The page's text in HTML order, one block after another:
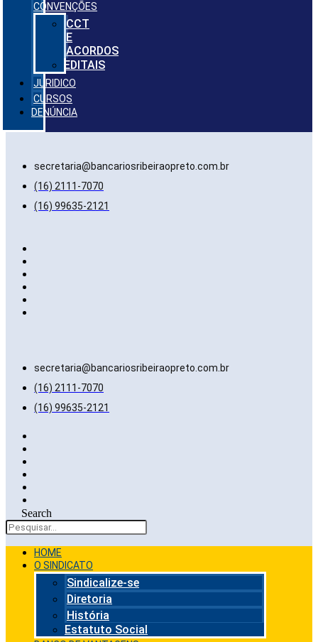
CONVENÇÕES
CCT
E
ACORDOS
EDITAIS
JURIDICO
CURSOS
DENÚNCIA
secretaria@bancariosribeiraopreto.com.br
(16) 2111-7070
(16) 99635-2121
secretaria@bancariosribeiraopreto.com.br
(16) 2111-7070
(16) 99635-2121
Search
HOME
O SINDICATO
Sindicalize-se
Diretoria
História
Estatuto Social